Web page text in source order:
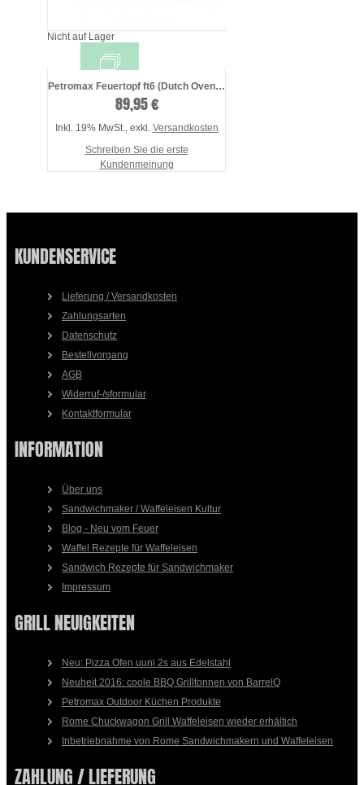
Nicht auf Lager
Petromax Feuertopf ft6 (Dutch Oven) mit ...
89,95 €
Inkl. 19% MwSt., exkl. Versandkosten
Schreiben Sie die erste
Kundenmeinung
KUNDENSERVICE
Lieferung / Versandkosten
Zahlungsarten
Datenschutz
Bestellvorgang
AGB
Widerruf-/sformular
Kontaktformular
INFORMATION
Über uns
Sandwichmaker / Waffeleisen Kultur
Blog - Neu vom Feuer
Waffel Rezepte für Waffeleisen
Sandwich Rezepte für Sandwichmaker
Impressum
GRILL NEUIGKEITEN
Neu: Pizza Ofen uuni 2s aus Edelstahl
Neuheit 2016: coole BBQ Grilltonnen von BarrelQ
Petromax Outdoor Küchen Produkte
Rome Chuckwagon Grill Waffeleisen wieder erhältich
Inbetriebnahme von Rome Sandwichmakern und Waffeleisen
ZAHLUNG / LIEFERUNG